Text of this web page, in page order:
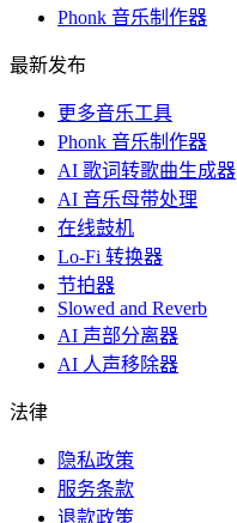
Phonk 音乐制作器
最新发布
更多音乐工具
Phonk 音乐制作器
AI 歌词转歌曲生成器
AI 音乐母带处理
在线鼓机
Lo-Fi 转换器
节拍器
Slowed and Reverb
AI 声部分离器
AI 人声移除器
法律
隐私政策
服务条款
退款政策